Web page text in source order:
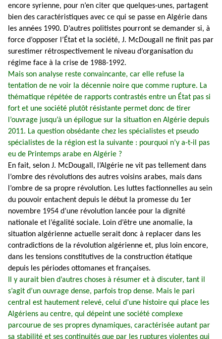
encore syrienne, pour n’en citer que quelques-unes, partagent
bien des caractéristiques avec ce qui se passe en Algérie dans
les années 1990. D’autres politistes pourront se demander si, à
force d’opposer l’État et la société, J. McDougall ne finit pas par
surestimer rétrospectivement le niveau d’organisation du
régime face à la crise de 1988-1992.
Mais son analyse reste convaincante, car elle refuse la
tentation de ne voir la décennie noire que comme rupture. La
thématique répétée de rapports contrastés entre un État pas si
fort et une société plutôt résistante permet donc de tirer
l’ouvrage jusqu’à un épilogue sur la situation en Algérie depuis
2011. La question obsédante chez les spécialistes et pseudo
spécialistes de la région est la suivante : pourquoi n’y a-t-il pas
eu de Printemps arabe en Algérie ?
En fait, selon J. McDougall, l’Algérie ne vit pas tellement dans
l’ombre des révolutions des autres voisins arabes, mais dans
l’ombre de sa propre révolution. Les luttes factionnelles au sein
du pouvoir entachent depuis le début la promesse du 1er
novembre 1954 d’une révolution lancée pour la dignité
nationale et l’égalité sociale. Loin d’être une anomalie, la
situation algérienne actuelle serait donc à replacer dans les
contradictions de la révolution algérienne et, plus loin encore,
dans les tensions constitutives de la construction étatique
depuis les périodes ottomanes et françaises.
Il y aurait bien d’autres choses à résumer et à discuter, tant il
s’agit d’un ouvrage dense, parfois trop dense. Mais le pari
central est hautement relevé, celui d’une histoire qui place les
Algériens au centre, qui dépeint une société complexe
parcourue de ses propres dynamiques, caractérisée autant par
sa stabilité et ses continuités que par les ruptures violentes qui